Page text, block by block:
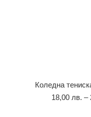
Коледна
18,00 лв. –